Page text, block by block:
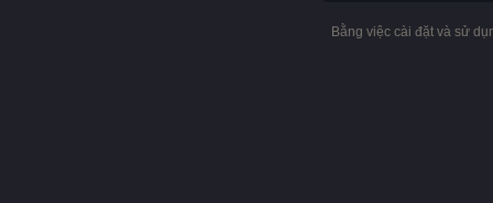
Bằng việc cài đặt và sử